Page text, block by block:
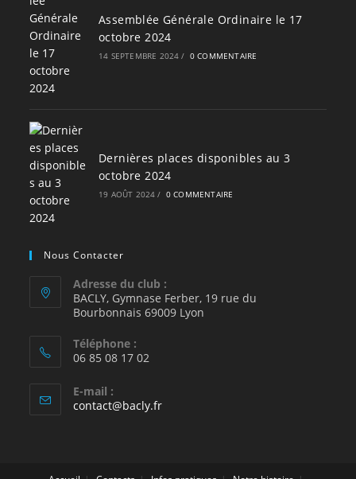
Assemblée Générale Ordinaire le 17
octobre 2024
14 SEPTEMBRE 2024 / 0 COMMENTAIRE
Dernières places disponibles au 3
octobre 2024
19 AOÛT 2024 / 0 COMMENTAIRE
Nous Contacter
Adresse du club :
BACLY, Gymnase Ferber, 19 rue du
Bourbonnais 69009 Lyon
Téléphone :
06 85 08 17 02
E-mail :
contact@bacly.frS’ouvre